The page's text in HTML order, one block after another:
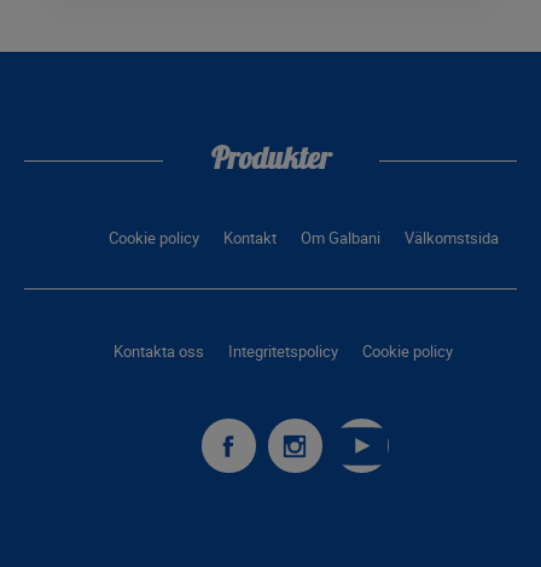
Produkter
Cookie policy Kontakt Om Galbani Välkomstsida
Kontakta oss Integritetspolicy Cookie policy
Galbani
surFacebook
Galbani
surInstagram
Galbani
surYoutube